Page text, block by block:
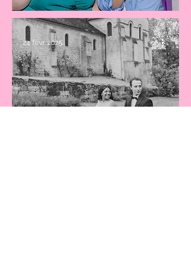
24 févr. 2025